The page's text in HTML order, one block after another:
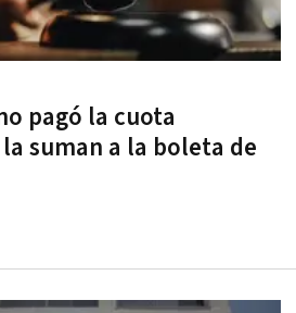
pagó la cuota
suman a la boleta de